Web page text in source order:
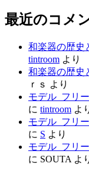
最近のコメ
和楽器の歴
tintroom より
和楽器の歴
ｒｓ より
モデル_フリ
に tintroom よ
モデル_フリ
に S より
モデル_フリ
に SOUTA よ